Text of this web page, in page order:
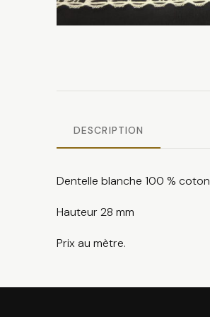
DESCRIPTION
Dentelle blanche 100 % coton
Hauteur 28 mm
Prix au mètre.